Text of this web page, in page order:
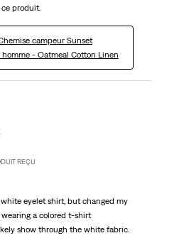
produit.
campeur Sunset
homme - Oatmeal Cotton Linen
REÇU
eyelet shirt, but changed my
a colored t-shirt
show through the white fabric.